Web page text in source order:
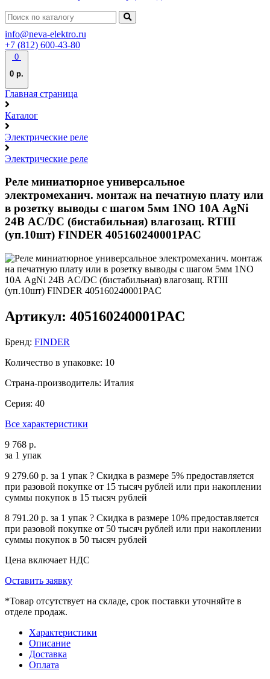
info@neva-elektro.ru
+7 (812) 600-43-80
0
0 р.
Главная страница
Каталог
Электрические реле
Электрические реле
Реле миниатюрное универсальное
электромеханич. монтаж на печатную плату или
в розетку выводы с шагом 5мм 1NO 10А AgNi
24В AC/DC (бистабильная) влагозащ. RTIII
(уп.10шт) FINDER 405160240001PAC
Артикул: 405160240001PAC
Бренд: FINDER
Количество в упаковке: 10
Страна-производитель: Италия
Серия: 40
Все характеристики
9 768 р.
за 1 упак
9 279.60 р. за 1 упак ? Cкидка в размере 5% предоставляется
при разовой покупке от 15 тысяч рублей или при накоплении
суммы покупок в 15 тысяч рублей
8 791.20 р. за 1 упак ? Cкидка в размере 10% предоставляется
при разовой покупке от 50 тысяч рублей или при накоплении
суммы покупок в 50 тысяч рублей
Цена включает НДС
Оставить заявку
*Товар отсутствует на складе, срок поставки уточняйте в
отделе продаж.
Характеристики
Описание
Доставка
Оплата